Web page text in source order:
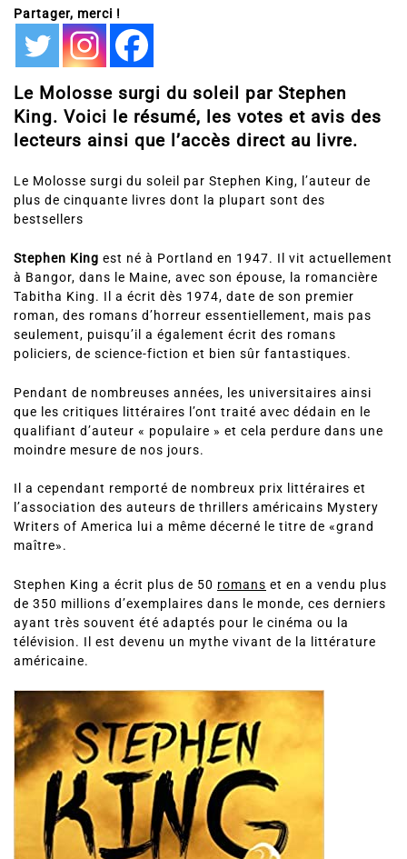
Partager, merci !
Le Molosse surgi du soleil par Stephen
King. Voici le résumé, les votes et avis des
lecteurs ainsi que l’accès direct au livre.
Le Molosse surgi du soleil par Stephen King, l’auteur de
plus de cinquante livres dont la plupart sont des
bestsellers
Stephen King est né à Portland en 1947. Il vit actuellement
à Bangor, dans le Maine, avec son épouse, la romancière
Tabitha King. Il a écrit dès 1974, date de son premier
roman, des romans d’horreur essentiellement, mais pas
seulement, puisqu’il a également écrit des romans
policiers, de science-fiction et bien sûr fantastiques.
Pendant de nombreuses années, les universitaires ainsi
que les critiques littéraires l’ont traité avec dédain en le
qualifiant d’auteur « populaire » et cela perdure dans une
moindre mesure de nos jours.
Il a cependant remporté de nombreux prix littéraires et
l’association des auteurs de thrillers américains Mystery
Writers of America lui a même décerné le titre de «grand
maître».
Stephen King a écrit plus de 50 romans et en a vendu plus
de 350 millions d’exemplaires dans le monde, ces derniers
ayant très souvent été adaptés pour le cinéma ou la
télévision. Il est devenu un mythe vivant de la littérature
américaine.